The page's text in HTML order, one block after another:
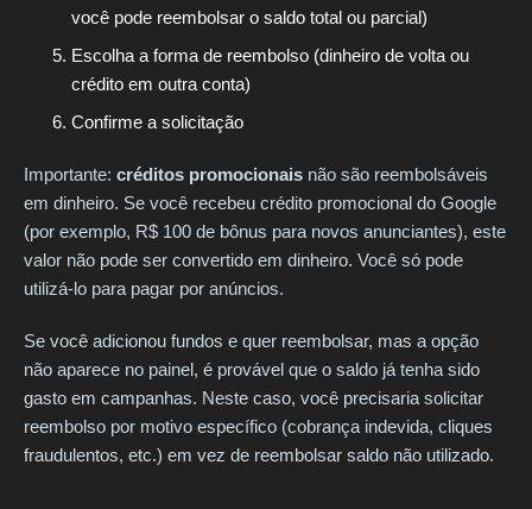
você pode reembolsar o saldo total ou parcial)
Escolha a forma de reembolso (dinheiro de volta ou
crédito em outra conta)
Confirme a solicitação
Importante: créditos promocionais não são reembolsáveis
em dinheiro. Se você recebeu crédito promocional do Google
(por exemplo, R$ 100 de bônus para novos anunciantes), este
valor não pode ser convertido em dinheiro. Você só pode
utilizá-lo para pagar por anúncios.
Se você adicionou fundos e quer reembolsar, mas a opção
não aparece no painel, é provável que o saldo já tenha sido
gasto em campanhas. Neste caso, você precisaria solicitar
reembolso por motivo específico (cobrança indevida, cliques
fraudulentos, etc.) em vez de reembolsar saldo não utilizado.